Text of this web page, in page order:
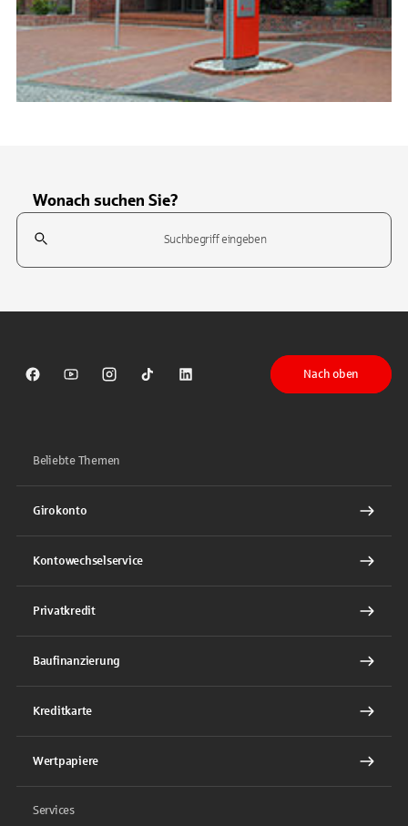
Wonach suchen Sie?
Suchfeld
Sparkasse auf Facebook
Sparkasse auf Youtube
Sparkasse auf Instagram
Sparkasse auf TikTok
Sparkasse auf LinkedIn
Nach oben
Beliebte Themen
Girokonto
Kontowechselservice
Privatkredit
Baufinanzierung
Kreditkarte
Wertpapiere
Services